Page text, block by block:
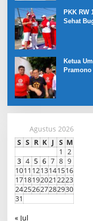
PKK RW
Sehat
Ketua
Agustus 2026
S S R K J S M
1
2
3 4 5 6 7 8 9
1011 1213141516
1718192021 2223
24252627282930
31
« Jul